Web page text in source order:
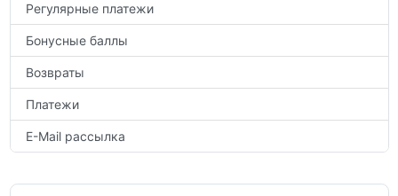
Регулярные платежи
Бонусные баллы
Возвраты
Платежи
E-Mail рассылка